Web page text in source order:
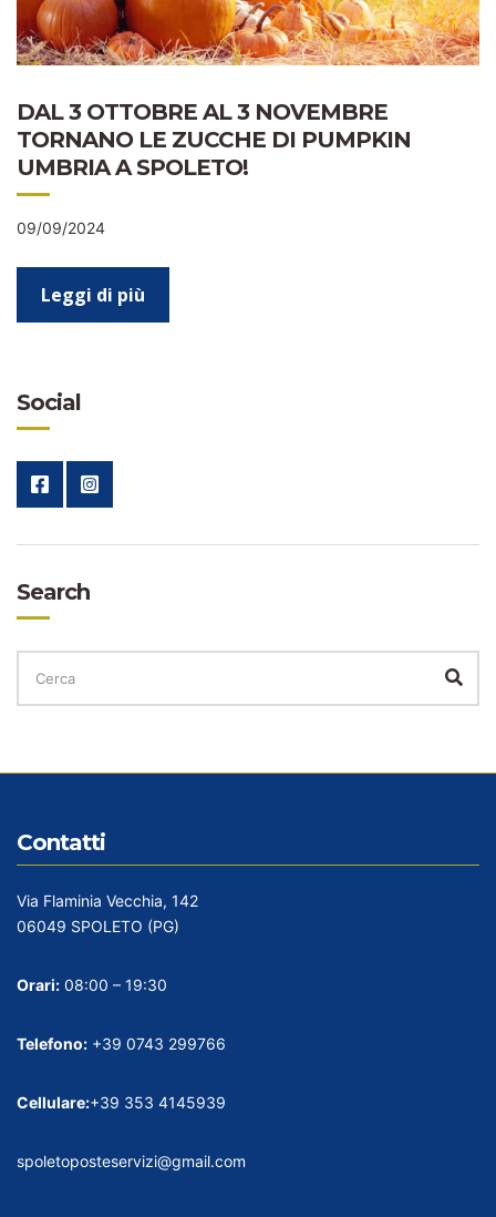
DAL 3 OTTOBRE AL 3 NOVEMBRE
TORNANO LE ZUCCHE DI PUMPKIN
UMBRIA A SPOLETO!
09/09/2024
Leggi di più
Social
Search
CERCA
PER:
Contatti
Via Flaminia Vecchia, 142
06049 SPOLETO (PG)
Orari: 08:00 – 19:30
Telefono: +39 0743 299766
Cellulare:+39 353 4145939
spoletoposteservizi@gmail.com